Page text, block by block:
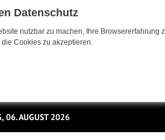
Datenschutz
nutzbar zu machen, Ihre
die Cookies zu akzeptieren.
06. AUGUST 2026